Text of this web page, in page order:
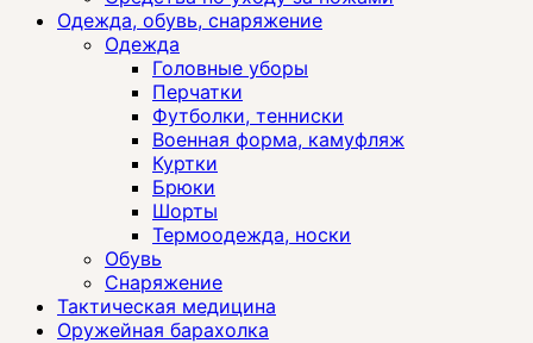
Одежда, обувь, снаряжение
Одежда
Головные уборы
Перчатки
Футболки, тенниски
Военная форма, камуфляж
Куртки
Брюки
Шорты
Термоодежда, носки
Обувь
Снаряжение
Тактическая медицина
Оружейная барахолка